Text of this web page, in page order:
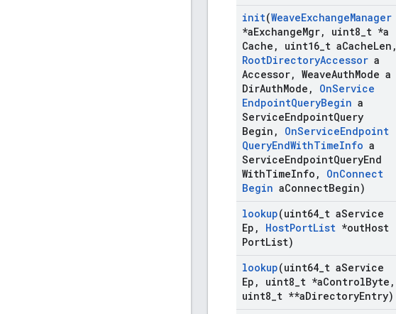
init(WeaveExchangeManager
*aExchangeMgr, uint8 t *a
Cache , uint16 t aCacheLen ,
RootDirectoryAccessor a
Accessor, WeaveAuthMode a
DirAuthMode , OnService
EndpointQueryBegin a
ServiceEndpointQuery
Begin , OnServiceEndpoint
QueryEndWithTimeInfo a
ServiceEndpointQueryEnd
WithTimeInfo , OnConnect
Begin aConnectBegin)
lookup(uint64 t aService
Ep , HostPortList *outHost
PortList)
lookup(uint64 t aService
Ep , uint8 t *aControlByte ,
uint8 t **aDirectoryEntry)